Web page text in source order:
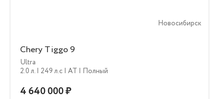
Новосибирск
Chery Tiggo 9
Ultra
2.0 л. | 249 л.c | AT | Полный
4 640 000 ₽